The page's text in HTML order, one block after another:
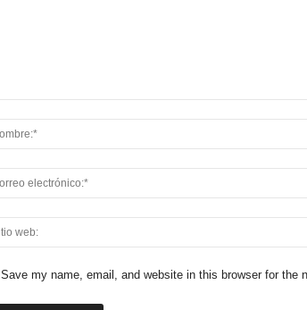
Save my name, email, and website in this browser for the